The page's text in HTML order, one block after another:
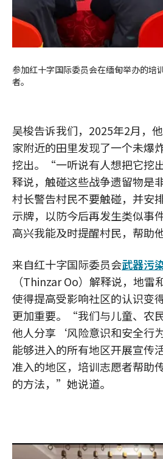
参加红十字国际委员会在缅甸举办的培
者。
吴梭告诉我们，2025年2月，
家附近的田里发现了一个未爆
挖出。“一听说有人想把它挖
释说，触碰这些战争遗留物是
村长警告村民不要触碰，并安
示牌，以防今后再发生类似事
高兴我能及时提醒村民，帮助
来自红十字国际委员会武器污
（Thinzar Oo）解释说，地雷
使得提高受影响社区的认识变
更加重要。“我们与儿童、农
他人分享‘风险意识和安全行
能够进入的所有地区开展宣传
准入的地区，培训志愿者帮助
的方法，”她说道。